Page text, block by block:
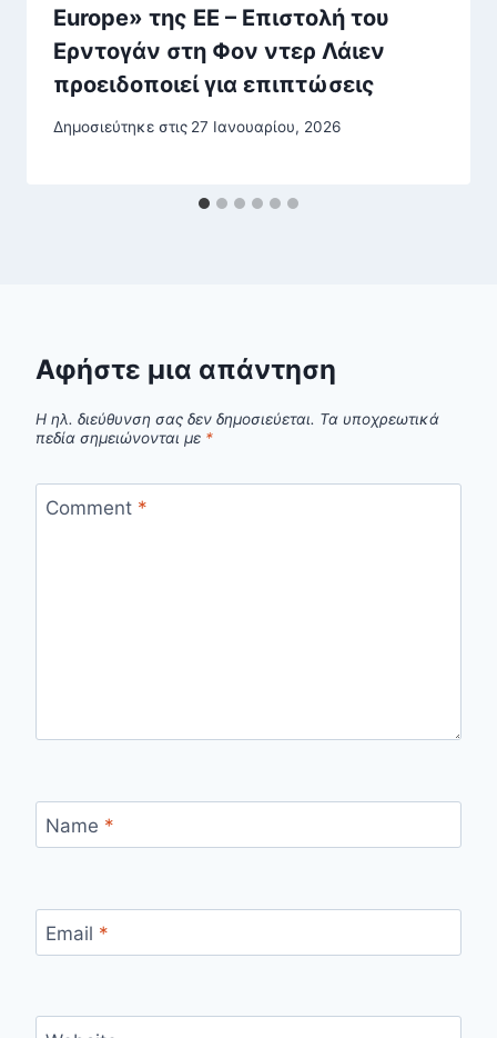
Europe» της ΕΕ – Επιστολή του
Ερντογάν στη Φον ντερ Λάιεν
προειδοποιεί για επιπτώσεις
Δημοσιεύτηκε στις 27 Ιανουαρίου, 2026
Αφήστε μια απάντηση
Η ηλ. διεύθυνση σας δεν δημοσιεύεται. Τα υποχρεωτικά
πεδία σημειώνονται με *
Comment *
Name *
Email *